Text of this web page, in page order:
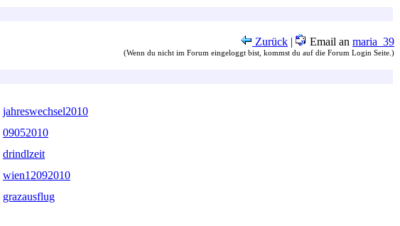
Zurück | Email an maria_39
(Wenn du nicht im Forum eingeloggt bist, kommst du auf die Forum Login Seite.)
jahreswechsel2010
09052010
drindlzeit
wien12092010
grazausflug